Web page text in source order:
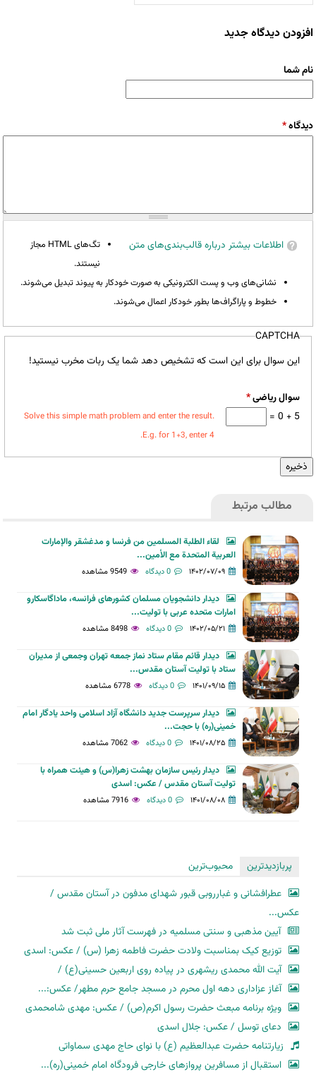
افزودن دیدگاه جدید
نام شما
دیدگاه*
اطلاعات بیشتر درباره قالب‌بندی‌های متن
تگ‌های HTML مجاز
نیستند.
نشانی‌های وب و پست الکترونیکی به صورت خودکار به پیوند تبدیل می‌شوند.
خطوط و پاراگراف‌ها بطور خودکار اعمال می‌شوند.
CAPTCHA
این سوال برای این است که تشخیص دهد شما یک ربات مخرب نیستید!
سوال ریاضی*
5 + 0 =
Solve this simple math problem and enter the result.
E.g. for 1+3, enter 4.
مطالب مرتبط
لقاء الطلبة المسلمين من فرنسا و مدغشقر والإمارات
العربية المتحدة مع الأمين...
۱۴۰۲/۰۷/۰۹ 0 دیدگاه 9549 مشاهده
دیدار دانشجویان مسلمان کشورهای فرانسه، ماداگاسکارو
امارات متحده عربی با تولیت...
۱۴۰۲/۰۵/۲۱ 0 دیدگاه 8498 مشاهده
دیدار قائم مقام ستاد نماز جمعه تهران وجمعی از مدیران
ستاد با تولیت آستان مقدس...
۱۴۰۱/۰۹/۱۵ 0 دیدگاه 6778 مشاهده
دیدار سرپرست جدید دانشگاه آزاد اسلامی واحد یادگار امام
خمینی(ره) با حجت...
۱۴۰۱/۰۸/۲۵ 0 دیدگاه 7062 مشاهده
دیدار رئیس سازمان بهشت زهرا(س) و هیئت همراه با
تولیت آستان مقدس / عکس: اسدی
۱۴۰۱/۰۸/۰۸ 0 دیدگاه 7916 مشاهده
پربازدیدترین
محبوب‌ترین
عطرافشانی و غبارروبی قبور شهدای مدفون در آستان مقدس /
عکس...
آیین مذهبی و سنتی مسلمیه در فهرست آثار ملی ثبت شد
توزیع کیک بمناسبت ولادت حضرت فاطمه زهرا (س) / عکس: اسدی
آیت الله محمدی ریشهری در پیاده روی اربعین حسینی(ع) /
آغاز عزاداری دهه اول محرم در مسجد جامع حرم مطهر/ عکس:...
ویژه برنامه مبعث حضرت رسول اکرم(ص) / عکس: مهدی شامحمدی
دعای توسل / عکس: جلال اسدی
زیارتنامه حضرت عبدالعظیم (ع) با نوای حاج مهدی سماواتی
استقبال از مسافرین پروازهای خارجی فرودگاه امام خمینی(ره)...